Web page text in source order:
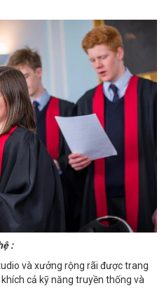
:
và xưởng rộng rãi được trang
cả kỹ năng truyền thống và